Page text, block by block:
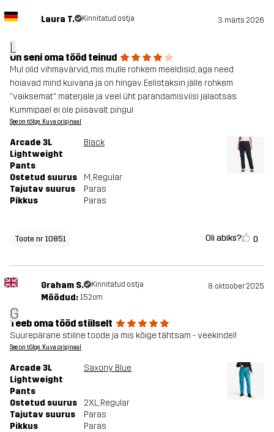
L
Laura T. Kinnitatud ostja 3. märts 2026
On seni oma tööd teinud
Mul olid vihmavärvid, mis mulle rohkem meeldisid, aga need
hoiavad mind kuivana ja on hingav. Eelistaksin jälle rohkem
"vaiksemat" materjale ja veel üht parandamisviisi jalaotsas.
Kummipael ei ole piisavalt pingul
See on tõlge. Kuva originaal
Arcade 3L
Lightweight
Pants
Black
Ostetud suurus M, Regular
Tajutav suurus
Paras
Pikkus
Paras
Toote nr 10851 Oli abiks? 0
G
Graham S. Kinnitatud ostja 8. oktoober 2025
Mõõdud: 152cm
Teeb oma tööd stiilselt
Suurepärane stiilne toode ja mis kõige tähtsam - veekindel!
See on tõlge. Kuva originaal
Arcade 3L
Lightweight
Pants
Saxony Blue
Ostetud suurus 2XL, Regular
Tajutav suurus
Paras
Pikkus
Paras